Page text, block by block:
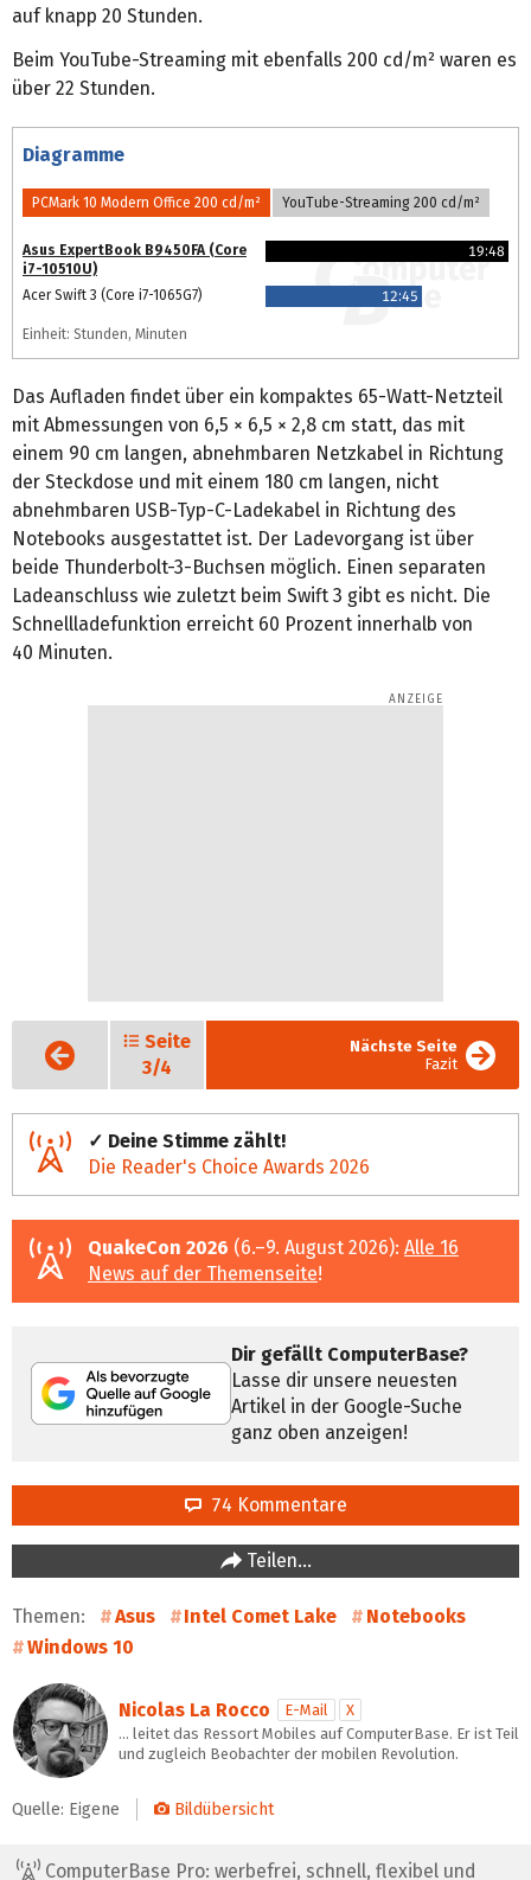
auf knapp 20 Stunden.
Beim YouTube-Streaming mit ebenfalls 200 cd/m² waren es
über 22 Stunden.
Diagramme
PCMark 10 Modern Office 200 cd/m² YouTube-Streaming 200 cd/m²
Asus ExpertBook B9450FA (Core
i7-10510U)
19:48
Acer Swift 3 (Core i7-1065G7) 12:45
Einheit: Stunden, Minuten
Das Aufladen findet über ein kompaktes 65-Watt-Netzteil
mit Abmessungen von 6,5 × 6,5 × 2,8 cm statt, das mit
einem 90 cm langen, abnehmbaren Netzkabel in Richtung
der Steckdose und mit einem 180 cm langen, nicht
abnehmbaren USB-Typ-C-Ladekabel in Richtung des
Notebooks ausgestattet ist. Der Ladevorgang ist über
beide Thunderbolt-3-Buchsen möglich. Einen separaten
Ladeanschluss wie zuletzt beim Swift 3 gibt es nicht. Die
Schnellladefunktion erreicht 60 Prozent innerhalb von
40 Minuten.
Vorige
Seite
Seite
3/4
Nächste Seite
Fazit
✓ Deine Stimme zählt!
Die Reader's Choice Awards 2026
QuakeCon 2026 (6.–9. August 2026): Alle 16
News auf der Themenseite!
Dir gefällt ComputerBase?
Lasse dir unsere neuesten
Artikel in der Google-Suche
ganz oben anzeigen!
74 Kommentare
Teilen…
Themen: Asus Intel Comet Lake
Notebooks
Windows 10
Nicolas La Rocco E-Mail
X
… leitet das Ressort Mobiles auf ComputerBase. Er ist Teil
und zugleich Beobachter der mobilen Revolution.
Quelle: Eigene Bildübersicht
ComputerBase Pro: werbefrei, schnell, flexibel und